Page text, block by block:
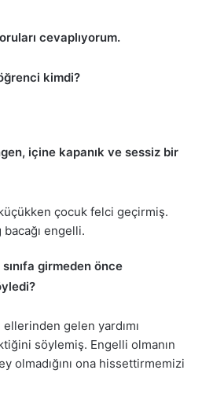
cevaplıyorum.
kimdi?
içine kapanık ve sessiz bir
çocuk felci geçirmiş.
engelli.
girmeden önce
ellerinden gelen yardımı
söylemiş. Engelli olmanın
olmadığını ona hissettirmemizi